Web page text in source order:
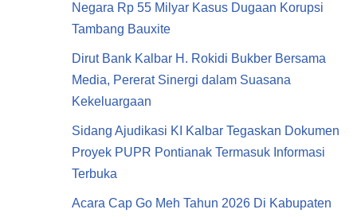
Negara Rp 55 Milyar Kasus Dugaan Korupsi
Tambang Bauxite
Dirut Bank Kalbar H. Rokidi Bukber Bersama
Media, Pererat Sinergi dalam Suasana
Kekeluargaan
Sidang Ajudikasi KI Kalbar Tegaskan Dokumen
Proyek PUPR Pontianak Termasuk Informasi
Terbuka
Acara Cap Go Meh Tahun 2026 Di Kabupaten